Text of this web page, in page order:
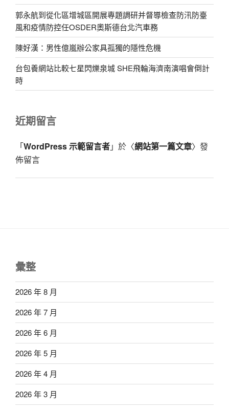
郭永航到從化區增城區開展專題調研并督導檢查防汛防臺
風和疫情防控任OSDER奧斯德台北汽車務
陳好漢：男性億嵐辦公家具孤獨的隱性危機
台包養網站比較七星閃爍泉城 SHE飛輪海濟南演唱會倒計
時
近期留言
「WordPress 示範留言者」於〈網站第一篇文章〉發
佈留言
彙整
2026 年 8 月
2026 年 7 月
2026 年 6 月
2026 年 5 月
2026 年 4 月
2026 年 3 月